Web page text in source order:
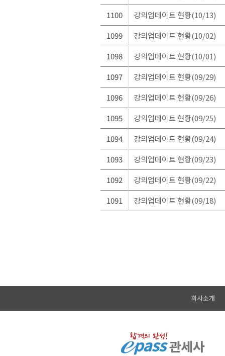
1100
강의업데이트 현황(10/13)
1099
강의업데이트 현황(10/02)
1098
강의업데이트 현황(10/01)
1097
강의업데이트 현황(09/29)
1096
강의업데이트 현황(09/26)
1095
강의업데이트 현황(09/25)
1094
강의업데이트 현황(09/24)
1093
강의업데이트 현황(09/23)
1092
강의업데이트 현황(09/22)
1091
강의업데이트 현황(09/18)
회사소개